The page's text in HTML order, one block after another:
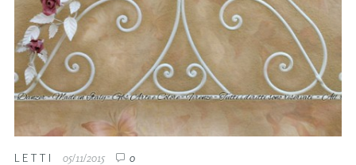
LETTI 05/11/2015 0